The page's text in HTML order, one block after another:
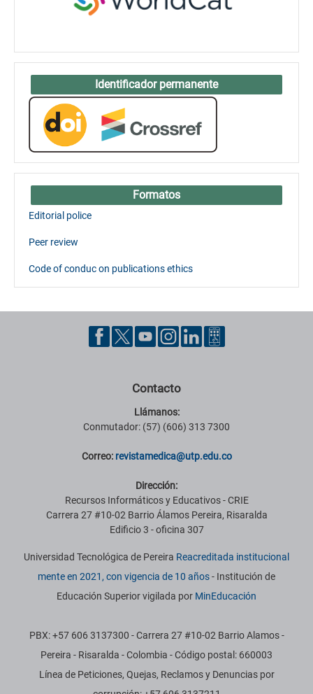
Identificador permanente
Formatos
Editorial police
Peer review
Code of conduc on publications ethics
Contacto
Llámanos:
Conmutador: (57) (606) 313 7300
Correo: revistamedica@utp.edu.co
Dirección:
Recursos Informáticos y Educativos - CRIE
Carrera 27 #10-02 Barrio Álamos Pereira, Risaralda
Edificio 3 - oficina 307
Universidad Tecnológica de Pereira Reacreditada institucional
mente en 2021, con vigencia de 10 años- Institución de
Educación Superior vigilada por MinEducación
PBX: +57 606 3137300 - Carrera 27 #10-02 Barrio Alamos -
Pereira - Risaralda - Colombia - Código postal: 660003
Línea de Peticiones, Quejas, Reclamos y Denuncias por